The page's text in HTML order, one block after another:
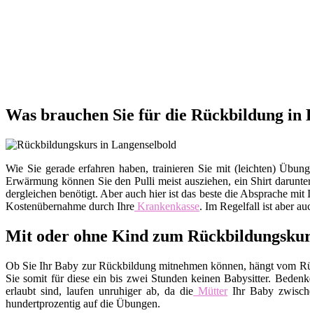
Was brauchen Sie für die Rückbildung in
Wie Sie gerade erfahren haben, trainieren Sie mit (leichten)
Erwärmung können Sie den Pulli meist ausziehen, ein Shirt
dergleichen benötigt. Aber auch hier ist das beste die Absprache
Kostenübernahme durch Ihre Krankenkasse. Im Regelfall ist aber
Mit oder ohne Kind zum
Ob Sie Ihr Baby zur Rückbildung mitnehmen können, hängt vom
Sie somit für diese ein bis zwei Stunden keinen Babysitter.
erlaubt sind, laufen unruhiger ab, da die MütterIhr Baby
hundertprozentig auf die Übungen.